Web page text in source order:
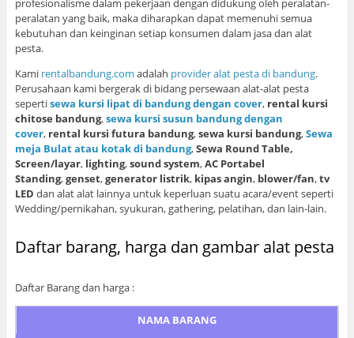
profesionalisme dalam pekerjaan dengan didukung oleh peralatan-
peralatan yang baik, maka diharapkan dapat memenuhi semua
kebutuhan dan keinginan setiap konsumen dalam jasa dan alat
pesta.
Kami rentalbandung.com adalah provider alat pesta di bandung.
Perusahaan kami bergerak di bidang persewaan alat-alat pesta
sepertisewa kursi lipat di bandung dengan cover, rental kursi
chitose bandung,sewa kursi susun bandung dengan
cover, rental kursi futura bandung,sewa kursi bandung,Sewa
meja Bulat atau kotak di bandung,Sewa Round Table,
Screen/layar, lighting,sound system,AC Portabel
Standing,genset,generator listrik, kipas angin, blower/fan,tv
LED dan alat alat lainnya untuk keperluan suatu acara/event seperti
Wedding/pernikahan, syukuran, gathering, pelatihan, dan lain-lain.
Daftar barang, harga dan gambar alat pesta
Daftar Barang dan harga :
NAMA BARANG